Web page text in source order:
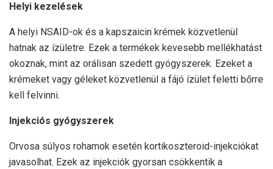
Helyi kezelések
A helyi NSAID-ok és a kapszaicin krémek közvetlenül
hatnak az ízületre. Ezek a termékek kevesebb mellékhatást
okoznak, mint az orálisan szedett gyógyszerek. Ezeket a
krémeket vagy géleket közvetlenül a fájó ízület feletti bőrre
kell felvinni.
Injekciós gyógyszerek
Orvosa súlyos rohamok esetén kortikoszteroid-injekciókat
javasolhat. Ezek az injekciók gyorsan csökkentik a